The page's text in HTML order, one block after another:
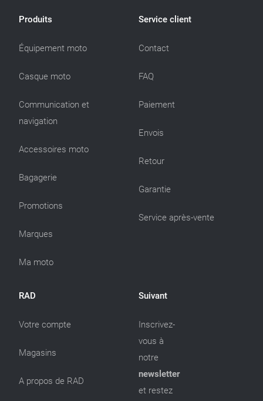
Produits
Équipement moto
Casque moto
Communication et
navigation
Accessoires moto
Bagagerie
Promotions
Marques
Ma moto
Service client
Contact
FAQ
Paiement
Envois
Retour
Garantie
Service après-vente
RAD
Votre compte
Magasins
A propos de RAD
Suivant
Inscrivez-
vous à
notre
newsletter
et restez